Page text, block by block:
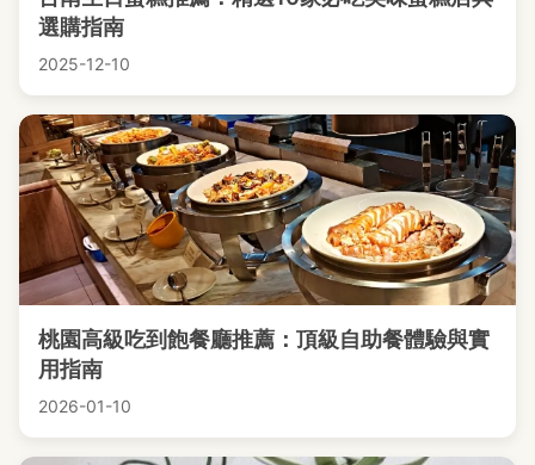
選購指南
2025-12-10
桃園高級吃到飽餐廳推薦：頂級自助餐體驗與實
用指南
2026-01-10